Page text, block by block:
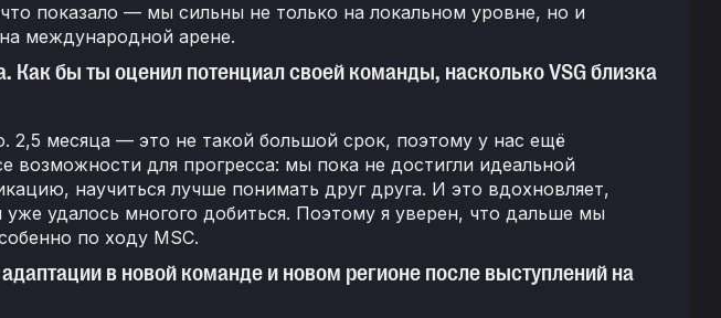
показало — мы сильны не только на локальном уровне, но и
международной арене.
Как бы ты оценил потенциал своей команды, насколько VSG близка
2,5 месяца — это не такой большой срок, поэтому у нас ещё
возможности для прогресса: мы пока не достигли идеальной
научиться лучше понимать друг друга. И это вдохновляет,
удалось многого добиться. Поэтому я уверен, что дальше мы
по ходу MSC.
в новой команде и новом регионе после выступлений на